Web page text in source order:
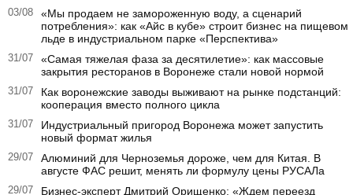
03/08
«Мы продаем не замороженную воду, а сценарий
потребления»: как «Айс в кубе» строит бизнес на пищевом
льде в индустриальном парке «Перспектива»
31/07
«Самая тяжелая фаза за десятилетие»: как массовые
закрытия ресторанов в Воронеже стали новой нормой
31/07
Как воронежские заводы выживают на рынке подстанций:
кооперация вместо полного цикла
31/07
Индустриальный пригород Воронежа может запустить
новый формат жилья
29/07
Алюминий для Черноземья дороже, чем для Китая. В
августе ФАС решит, менять ли формулу цены РУСАЛа
29/07
Бизнес-эксперт Дмитрий Орищенко: «Ждем переезд